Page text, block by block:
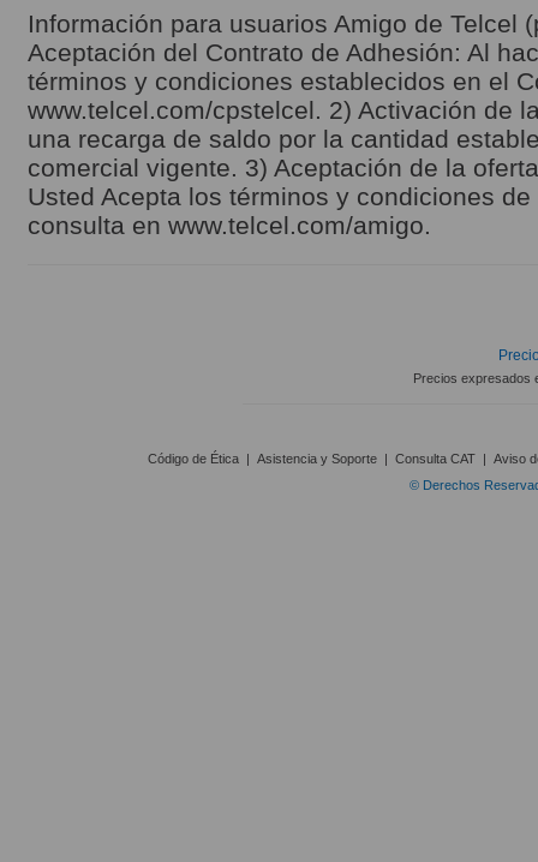
Información para usuarios Amigo de Telcel
Aceptación del Contrato de Adhesión: Al
términos y condiciones establecidos en el
www.telcel.com/cpstelcel. 2) Activación de
una recarga de saldo por la cantidad
comercial vigente. 3) Aceptación de la
Usted Acepta los términos y condiciones
consulta en www.telcel.com/amigo.
Precios expresados
Código de Ética | Asistencia y Soporte | Consulta CAT | Aviso
© Derechos